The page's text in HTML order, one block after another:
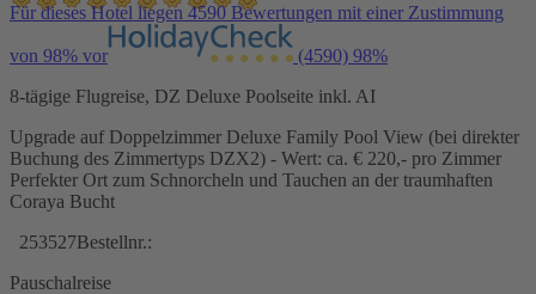
Für dieses Hotel liegen 4590 Bewertungen mit einer Zustimmung
von 98% vor (4590) 98%
8-tägige Flugreise, DZ Deluxe Poolseite inkl. AI
Upgrade auf Doppelzimmer Deluxe Family Pool View (bei direkter
Buchung des Zimmertyps DZX2) - Wert: ca. € 220,- pro Zimmer
Perfekter Ort zum Schnorcheln und Tauchen an der traumhaften
Coraya Bucht
253527Bestellnr.:
Pauschalreise